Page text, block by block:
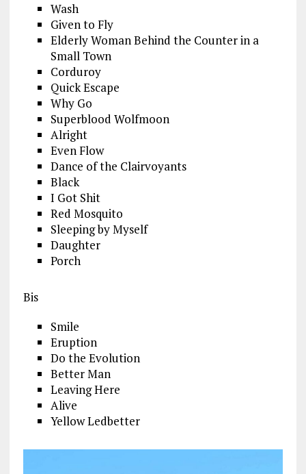
Wash
Given to Fly
Elderly Woman Behind the Counter in a
Small Town
Corduroy
Quick Escape
Why Go
Superblood Wolfmoon
Alright
Even Flow
Dance of the Clairvoyants
Black
I Got Shit
Red Mosquito
Sleeping by Myself
Daughter
Porch
Bis
Smile
Eruption
Do the Evolution
Better Man
Leaving Here
Alive
Yellow Ledbetter